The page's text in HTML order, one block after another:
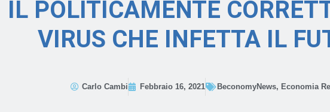
IL POLITICAMENTE
VIRUS CHE INFETTA IL
Carlo Cambi Febbraio 16, 2021 BeconomyNews, Economia